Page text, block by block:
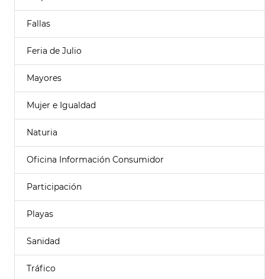
Fallas
Feria de Julio
Mayores
Mujer e Igualdad
Naturia
Oficina Información Consumidor
Participación
Playas
Sanidad
Tráfico